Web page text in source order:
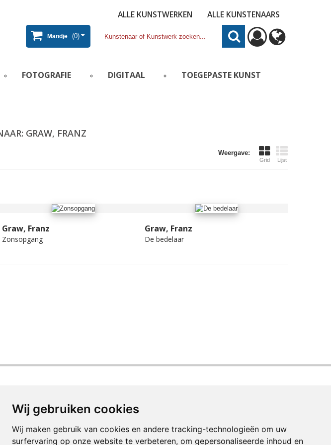
Wij gebruiken cookies
Wij maken gebruik van cookies en andere tracking-technologieën om uw
surfervaring op onze website te verbeteren, om gepersonaliseerde inhoud en
ALLE KUNSTWERKEN ALLE KUNSTENAARS
Mandje (0)
FOTOGRAFIE DIGITAAL TOEGEPASTE KUNST
GRAW, FRANZ
Weergave:
Grid Lijst
Graw, Franz
Zonsopgang
Graw, Franz
De bedelaar
Colonia-Art b.v.
Bel ons nu: +31 651 338 257
E-mail:info@colonia-art.com